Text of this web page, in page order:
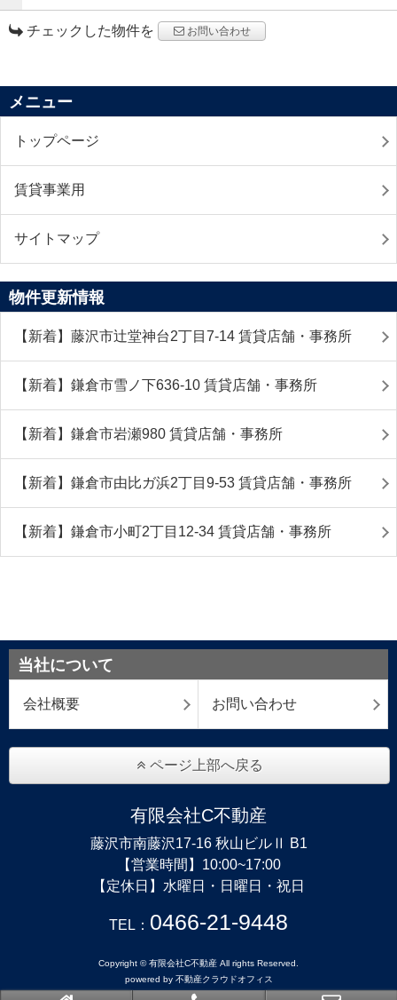
チェックした物件を お問い合わせ
メニュー
トップページ
賃貸事業用
サイトマップ
物件更新情報
【新着】藤沢市辻堂神台2丁目7-14 賃貸店舗・事務所
【新着】鎌倉市雪ノ下636-10 賃貸店舗・事務所
【新着】鎌倉市岩瀬980 賃貸店舗・事務所
【新着】鎌倉市由比ガ浜2丁目9-53 賃貸店舗・事務所
【新着】鎌倉市小町2丁目12-34 賃貸店舗・事務所
当社について
会社概要 お問い合わせ
ページ上部へ戻る
有限会社C不動産
藤沢市南藤沢17-16 秋山ビルⅡ B1
【営業時間】10:00~17:00
【定休日】水曜日・日曜日・祝日
TEL： 0466-21-9448
Copyright © 有限会社C不動産 All rights Reserved.
powered by 不動産クラウドオフィス